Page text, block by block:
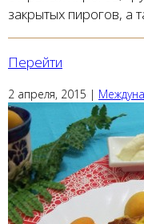
закрытых пирогов, а
Перейти
2 апреля, 2015 |